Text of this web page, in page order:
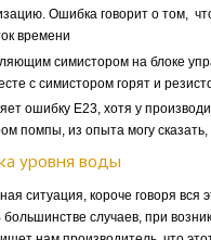
Ошибка говорит о том,
времени
симистором на блоке
с симистором горят и
ошибку Е23, хотя у
помпы, из опыта могу
уровня воды
ситуация, короче говоря вся
случаев, при